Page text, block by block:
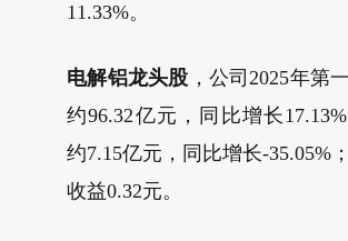
11.33%。
电解铝龙头股 ，公司2025年第
约96.32亿元，同比增长
约7.15亿元，同比增长-35.05%
收益0.32元。